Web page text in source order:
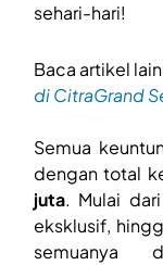
sehari-hari!
Baca artikel
di CitraGrand
Semua
dengan total
juta. Mulai
eksklusif,
semuanya